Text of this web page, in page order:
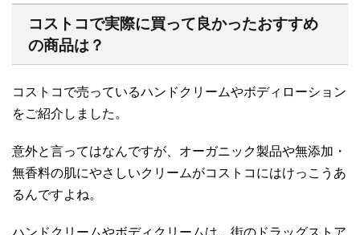
コストコで実際に買って良かったおすすめ
の商品は？
コストコで売っているハンドクリームやボディローション
をご紹介しました。
意外と言ってはなんですが、オーガニック製品や無添加・
無香料の肌にやさしいクリームがコストコにはけっこうあ
るんですよね。